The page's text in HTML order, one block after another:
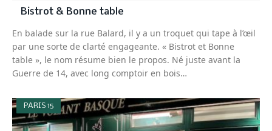
Bistrot & Bonne table
En balade sur la rue Balard, il y a un troquet qui tape à l’œil
par une sorte de clarté engageante. « Bistrot et Bonne
table », le nom résume bien le propos. Né juste avant la
Guerre de 14, avec long comptoir en bois…
PARIS 15